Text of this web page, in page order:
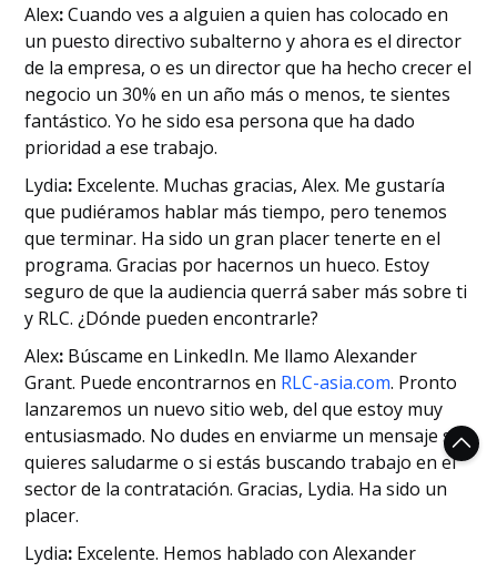
‍Alex:Cuando ves a alguien a quien has colocado en
un puesto directivo subalterno y ahora es el director
de la empresa, o es un director que ha hecho crecer el
negocio un 30% en un año más o menos, te sientes
fantástico. Yo he sido esa persona que ha dado
prioridad a ese trabajo.
‍Lydia: Excelente. Muchas gracias, Alex. Me gustaría
que pudiéramos hablar más tiempo, pero tenemos
que terminar. Ha sido un gran placer tenerte en el
programa. Gracias por hacernos un hueco. Estoy
seguro de que la audiencia querrá saber más sobre ti
y RLC. ¿Dónde pueden encontrarle?
‍Alex: Búscame en LinkedIn. Me llamo Alexander
Grant. Puede encontrarnos en RLC-asia.com. Pronto
lanzaremos un nuevo sitio web, del que estoy muy
entusiasmado. No dudes en enviarme un mensaje si
quieres saludarme o si estás buscando trabajo en el
sector de la contratación. Gracias, Lydia. Ha sido un
placer.
‍Lydia: Excelente. Hemos hablado con Alexander